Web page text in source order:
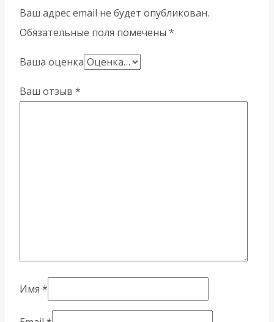
Ваш адрес email не будет опубликован.
Обязательные поля помечены *
Ваша оценка
Ваш отзыв *
Имя *